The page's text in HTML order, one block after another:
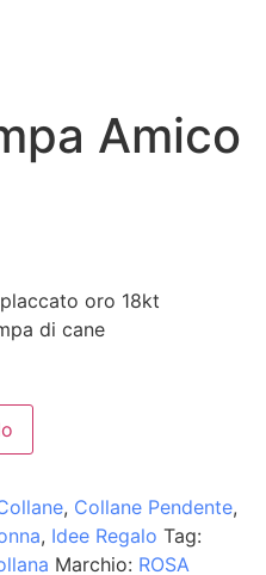
Amico
oro 18kt
di cane
, Collane Pendente,
, Idee Regalo Tag:
Marchio: ROSA